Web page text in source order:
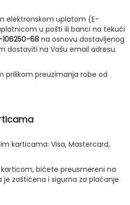
elektronskom uplatom (E-
u pošti ili banci na tekući
106250-68 na osnovu dostavljenog
dostaviti na Vašu email adresu.
prilikom preuzimanja robe od
karticama: Visa, Mastercard,
bićete preusmereni na
je zaštićena i sigurna za plaćanje